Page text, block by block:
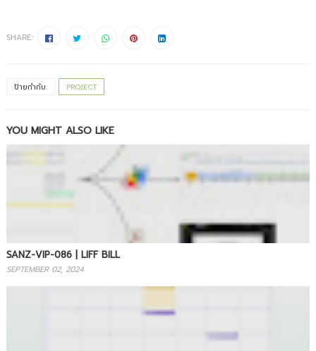
SHARE:
ป้ายกำกับ: PROJECT
YOU MIGHT ALSO LIKE
SANZ-VIP-086 | LIFF BILL
SEPTEMBER 02, 2024